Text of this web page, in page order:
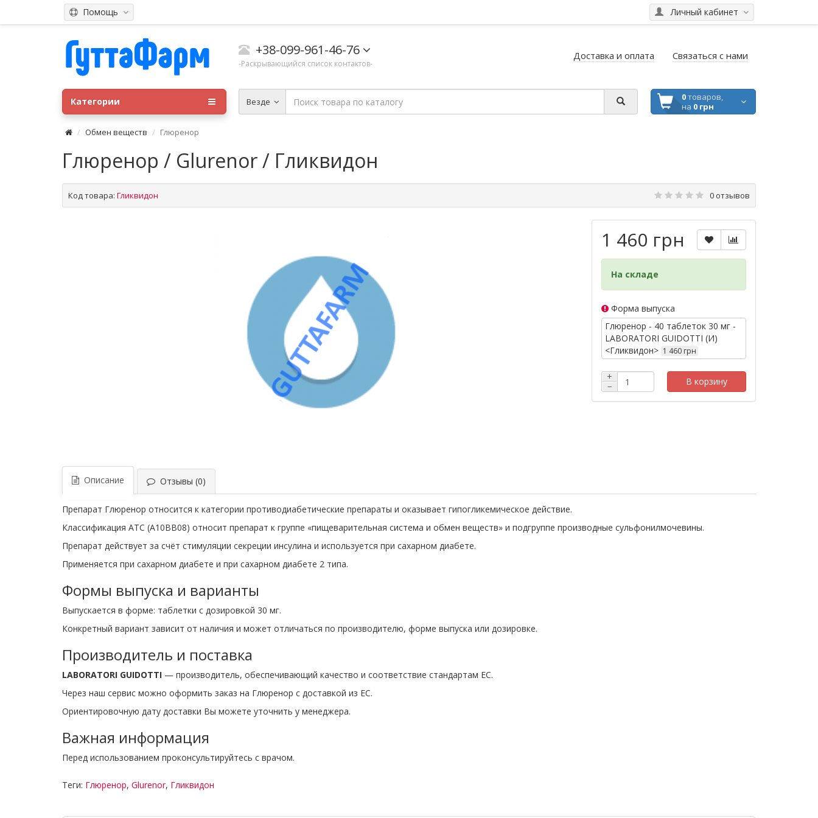
Личный кабинет
Помощь
+38-099-961-46-76
-Раскрывающийся список контактов-
Доставка и оплата Связаться с нами
Везде 0товаров,
на 0 грн
Категории
Обмен веществ Глюренор
Глюренор / Glurenor / Гликвидон
Код товара: Гликвидон 0 отзывов
1 460 грн
На складе
Форма выпуска
Глюренор - 40 таблеток 30 мг -
LABORATORI GUIDOTTI (И)
<Гликвидон> 1 460 грн
+
−
В корзину
Описание Отзывы (0)
Препарат Глюренор относится к категории противодиабетические препараты и оказывает гипогликемическое действие.
Классификация ATC (A10BB08) относит препарат к группе «пищеварительная система и обмен веществ» и подгруппе производные сульфонилмочевины.
Препарат действует за счёт стимуляции секреции инсулина и используется при сахарном диабете.
Применяется при сахарном диабете и при сахарном диабете 2 типа.
Формы выпуска и варианты
Выпускается в форме: таблетки с дозировкой 30 мг.
Конкретный вариант зависит от наличия и может отличаться по производителю, форме выпуска или дозировке.
Производитель и поставка
LABORATORI GUIDOTTI — производитель, обеспечивающий качество и соответствие стандартам ЕС.
Через наш сервис можно оформить заказ на Глюренор с доставкой из ЕС.
Ориентировочную дату доставки Вы можете уточнить у менеджера.
Важная информация
Перед использованием проконсультируйтесь с врачом.
Теги: Глюренор, Glurenor, Гликвидон